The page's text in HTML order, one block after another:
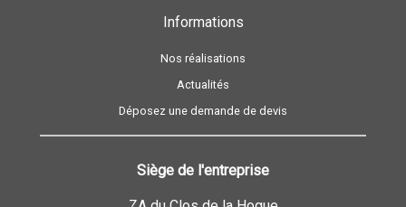
Informations
Nos réalisations
Actualités
Déposez une demande de devis
Siège de l'entreprise